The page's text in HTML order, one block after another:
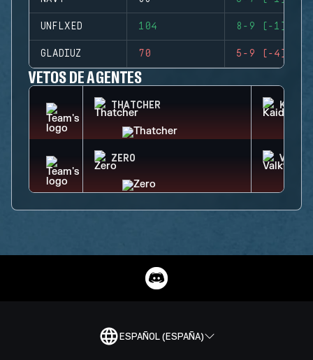
UNFLXED 104 8-9 (-1)
GLADIUZ 70 5-9 (-4)
VETOS DE AGENTES
THATCHER KAID
ZERO
ESPAÑOL (ESPAÑA)